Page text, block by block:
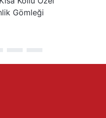
Gömleği